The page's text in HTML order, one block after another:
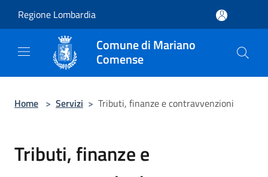
Regione Lombardia
Comune di Mariano
Comense
Home > Servizi > Tributi, finanze e contravvenzioni
Tributi, finanze e